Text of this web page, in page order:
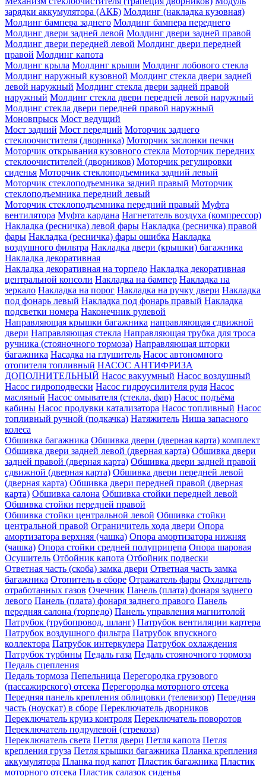
зарядки аккумулятора (АКБ) Молдинг (накладка кузовная)
Молдинг бампера заднего Молдинг бампера переднего
Молдинг двери задней левой Молдинг двери задней правой
Молдинг двери передней левой Молдинг двери передней
правой Молдинг капота
Молдинг крыла Молдинг крыши Молдинг лобового стекла
Молдинг наружный кузовной Молдинг стекла двери задней
левой наружный Молдинг стекла двери задней правой
наружный Молдинг стекла двери передней левой наружный
Молдинг стекла двери передней правой наружный
Моновпрыск Мост ведущий
Мост задний Мост передний Моторчик заднего
стеклоочистителя (дворника) Моторчик заслонки печки
Моторчик открывания кузовного стекла Моторчик передних
стеклоочистителей (дворников) Моторчик регулировки
сиденья Моторчик стеклоподъемника задний левый
Моторчик стеклоподъемника задний правый Моторчик
стеклоподъемника передний левый
Моторчик стеклоподъемника передний правый Муфта
вентилятора Муфта кардана Нагнетатель воздуха (компрессор)
Накладка (ресничка) левой фары Накладка (ресничка) правой
фары Накладка (ресничка) фары ошибка Накладка
воздушного фильтра Накладка двери (крышки) багажника
Накладка декоративная
Накладка декоративная на торпедо Накладка декоративная
центральной консоли Накладка на бампер Накладка на
зеркало Накладка на порог Накладка на ручку двери Накладка
под фонарь левый Накладка под фонарь правый Накладка
подсветки номера Наконечник рулевой
Направляющая крышки багажника направляющая сдвижной
двери Направляющая стекла Направляющая трубка для троса
ручника (стояночного тормоза) Направляющая шторки
багажника Насадка на глушитель Насос автономного
отопителя топливный НАСОС АНТИФРИЗА
ДОПОЛНИТЕЛЬНЫЙ Насос вакуумный Насос воздушный
Насос гидроподвески Насос гидроусилителя руля Насос
масляный Насос омывателя (стекла, фар) Насос подъёма
кабины Насос продувки катализатора Насос топливный Насос
топливный ручной (подкачка) Натяжитель Ниша запасного
колеса
Обшивка багажника Обшивка двери (дверная карта) комплект
Обшивка двери задней левой (дверная карта) Обшивка двери
задней правой (дверная карта) Обшивка двери задней правой
сдвижной (дверная карта) Обшивка двери передней левой
(дверная карта) Обшивка двери передней правой (дверная
карта) Обшивка салона Обшивка стойки передней левой
Обшивка стойки передней правой
Обшивка стойки центральной левой Обшивка стойки
центральной правой Ограничитель хода двери Опора
амортизатора верхняя (чашка) Опора амортизатора нижняя
(чашка) Опора стойки средней полуприцепа Опора шаровая
Осушитель Отбойник капота Отбойник подвески
Ответная часть (скоба) замка двери Ответная часть замка
багажника Отопитель в сборе Отражатель фары Охладитель
отработанных газов Очечник Панель (плата) фонаря заднего
левого Панель (плата) фонаря заднего правого Панель
передняя салона (торпедо) Панель управления магнитолой
Патрубок (трубопровод, шланг) Патрубок вентиляции картера
Патрубок воздушного фильтра Патрубок впускного
коллектора Патрубок интеркулера Патрубок охлаждения
Патрубок турбины Педаль газа Педаль стояночного тормоза
Педаль сцепления
Педаль тормоза Пепельница Перегородка грузового
(пассажирского) отсека Перегородка моторного отсека
Передняя панель крепления облицовки (телевизор) Передняя
часть (ноускат) в сборе Переключатель дворников
Переключатель круиз контроля Переключатель поворотов
Переключатель подрулевой (стрекоза)
Переключатель света Петля двери Петля капота Петля
крепления груза Петля крышки багажника Планка крепления
аккумулятора Планка под капот Пластик багажника Пластик
моторного отсека Пластик салазок сиденья